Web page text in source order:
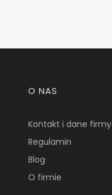
Linki w stopce
O NAS
Kontakt i dane firmy
Regulamin
Blog
O firmie